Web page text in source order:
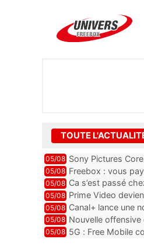
TOUTE
05/08 Sony Pictures
05/08 Freebox : vous
abonnements TV
05/08 Ca s’est passé
pointe le bout de...
05/08 Prime Video
ce lancement
05/08 Canal+ lance une
05/08 Nouvelle
par Orange, Free,
05/08 5G : Free Mobile